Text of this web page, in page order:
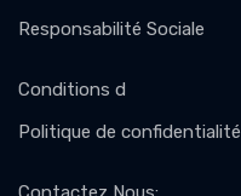
Responsabilité Sociale
Conditions d
Politique de confidentialité